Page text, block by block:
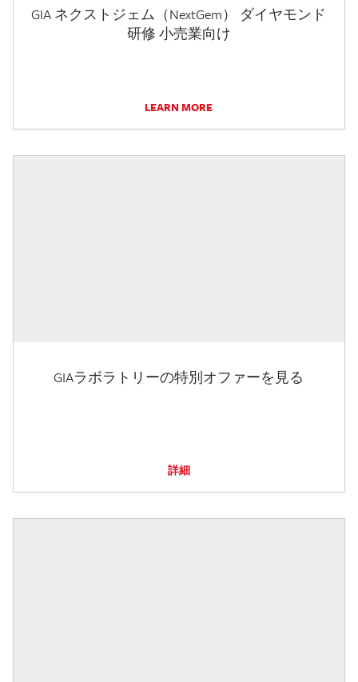
GIA ネクストジェム（NextGem） ダイヤモンド
研修 小売業向け
LEARN MORE
GIAラボラトリーの特別オファーを見る
詳細